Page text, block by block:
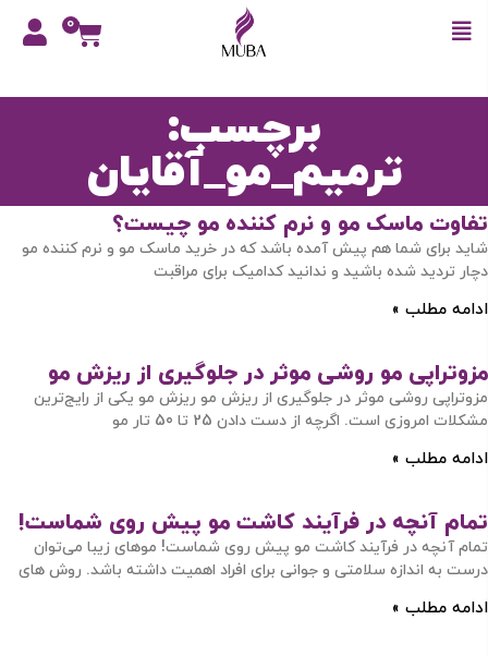
0
برچسب:
ترمیم_مو_آقایان
تفاوت ماسک مو و نرم ‌کننده مو چیست؟
شاید برای شما هم پیش آمده باشد که در خرید ماسک مو و نرم ‌کننده مو
دچار تردید شده باشید و ندانید کدامیک برای مراقبت
ادامه مطلب »
مزوتراپی مو روشی موثر در جلوگیری از ریزش مو
مزوتراپی روشی موثر در جلوگیری از ریزش مو ریزش مو یکی از رایج‌ترین
مشکلات امروزی است. اگرچه از دست دادن 25 تا 50 تار مو
ادامه مطلب »
تمام آنچه در فرآیند کاشت مو پیش روی شماست!
تمام آنچه در فرآیند کاشت مو پیش روی شماست! موهای زیبا می‌توان
درست به اندازه سلامتی و جوانی برای افراد اهمیت داشته باشد. روش های
ادامه مطلب »